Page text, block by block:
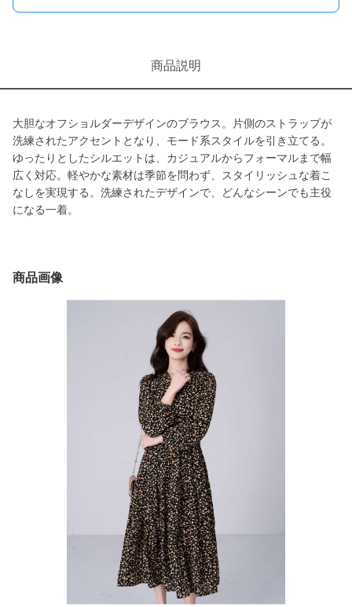
商品説明
大胆なオフショルダーデザインのブラウス。片側のストラップが
洗練されたアクセントとなり、モード系スタイルを引き立てる。
ゆったりとしたシルエットは、カジュアルからフォーマルまで幅
広く対応。軽やかな素材は季節を問わず、スタイリッシュな着こ
なしを実現する。洗練されたデザインで、どんなシーンでも主役
になる一着。
商品画像